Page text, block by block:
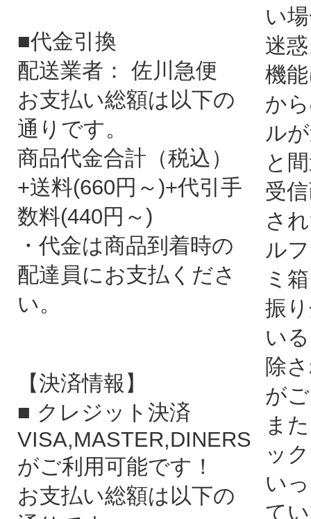
■代金引換
配送業者： 佐川急便
お支払い総額は以下の
通りです。
商品代金合計（税込）
+送料(660円～)+代引手
数料(440円～)
・代金は商品到着時の
配達員にお支払くださ
い。
【決済情報】
■ クレジット決済
VISA,MASTER,DINERS
がご利用可能です！
お支払い総額は以下の
い
迷
機
か
ル
と
受
さ
ル
ミ
振
い
除
が
ま
ッ
い
て